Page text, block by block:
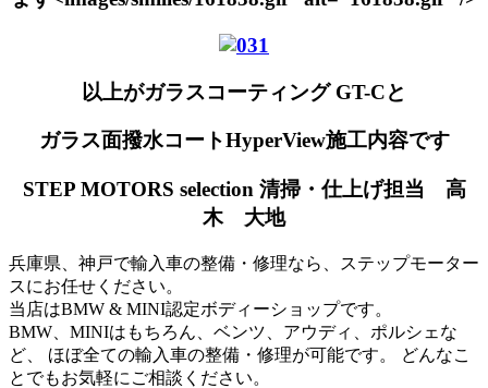
以上がガラスコーティング GT-Cと
ガラス面撥水コートHyperView施工内容です
STEP MOTORS selection 清掃・仕上げ担当 高
木 大地
兵庫県、神戸で輸入車の整備・修理なら、ステップモーター
スにお任せください。
当店はBMW & MINI認定ボディーショップです。
BMW、MINIはもちろん、ベンツ、アウディ、ポルシェな
ど、 ほぼ全ての輸入車の整備・修理が可能です。 どんなこ
とでもお気軽にご相談ください。